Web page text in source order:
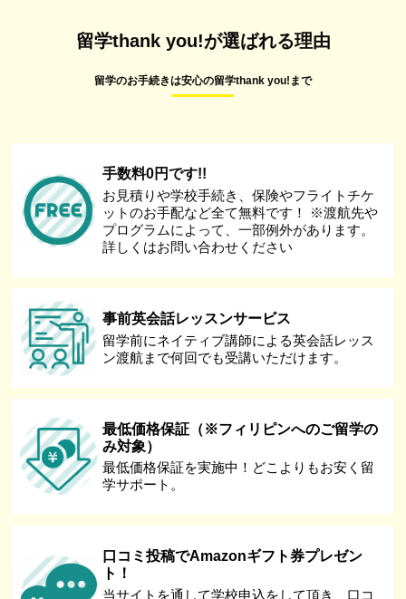
留学thank you!が選ばれる理由
留学のお手続きは安心の留学thank you!まで
手数料0円です!!
お見積りや学校手続き、保険やフライトチケ
ットのお手配など全て無料です！ ※渡航先や
プログラムによって、一部例外があります。
詳しくはお問い合わせください
事前英会話レッスンサービス
留学前にネイティブ講師による英会話レッス
ン渡航まで何回でも受講いただけます。
最低価格保証（※フィリピンへのご留学の
み対象）
最低価格保証を実施中！どこよりもお安く留
学サポート。
口コミ投稿でAmazonギフト券プレゼン
ト！
当サイトを通して学校申込をして頂き、口コ